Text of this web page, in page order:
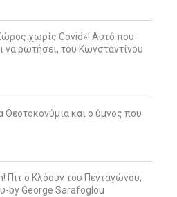
χωρίς Covid»! Αυτό που
να ρωτήσει, του Κωνσταντίνου
Θεοτοκονύμια και ο ύμνος που
Πιτ ο Κλόουν του Πενταγώνου,
by George Sarafoglou